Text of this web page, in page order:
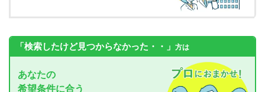
「検索したけど見つからなかった・・」 方は
あなたの
希望条件に合う